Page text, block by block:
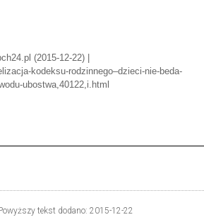
(2015-12-22) |
kodeksu-rodzinnego–dzieci-nie-beda-
ubostwa,40122,i.html
tekst dodano: 2015-12-22